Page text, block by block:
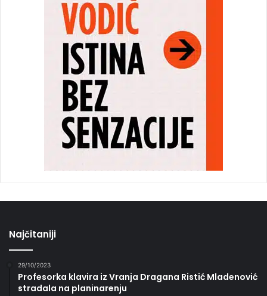
Najčitaniji
29/10/2023
Profesorka klavira iz Vranja Dragana Ristić Mladenović
stradala na planinarenju